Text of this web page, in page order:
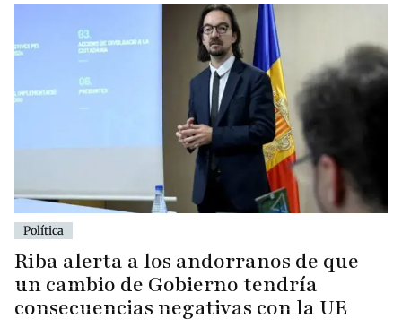
Política
Riba alerta a los andorranos de que
un cambio de Gobierno tendría
consecuencias negativas con la UE